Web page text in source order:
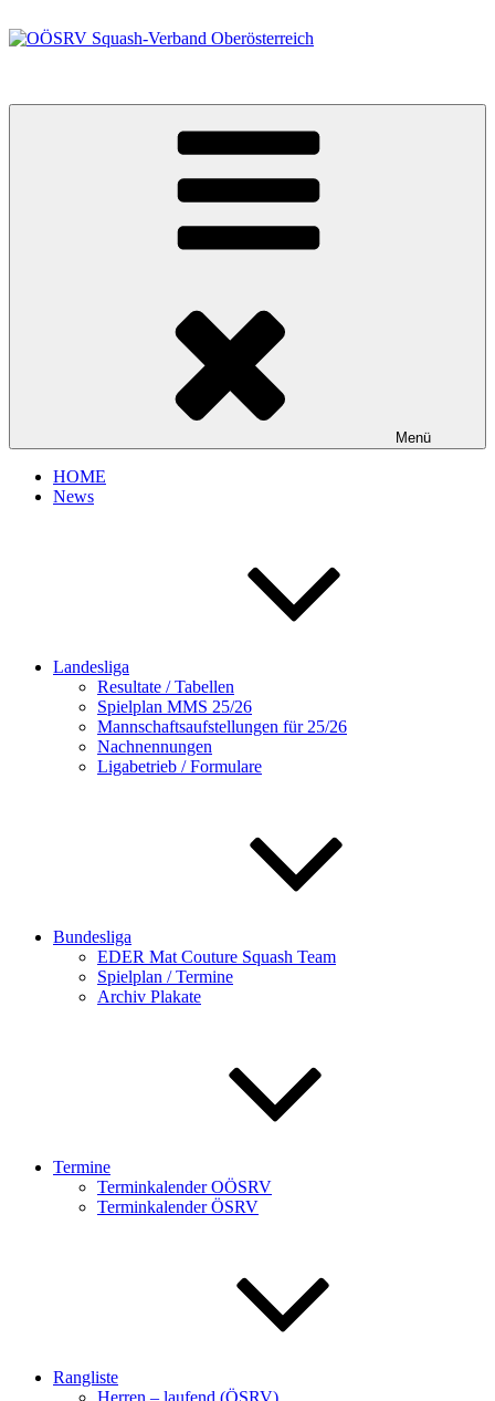
Inhalt
Menü
HOME
News
Landesliga
Resultate / Tabellen
Spielplan MMS 25/26
Mannschaftsaufstellungen für 25/26
Nachnennungen
Ligabetrieb / Formulare
Bundesliga
EDER Mat Couture Squash Team
Spielplan / Termine
Archiv Plakate
Termine
Terminkalender OÖSRV
Terminkalender ÖSRV
Rangliste
Herren – laufend (ÖSRV)